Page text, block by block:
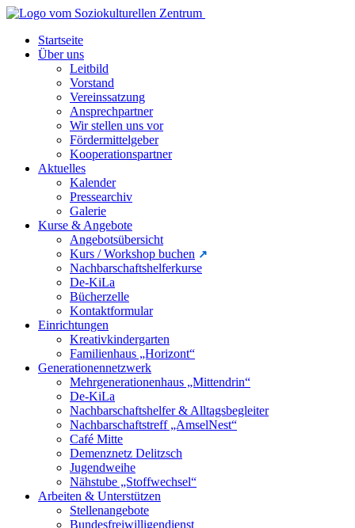
Startseite
Über uns
Leitbild
Vorstand
Vereinssatzung
Ansprechpartner
Wir stellen uns vor
Fördermittelgeber
Kooperationspartner
Aktuelles
Kalender
Pressearchiv
Galerie
Kurse & Angebote
Angebotsübersicht
Kurs / Workshop buchen
Nachbarschaftshelferkurse
De-KiLa
Bücherzelle
Kontaktformular
Einrichtungen
Kreativkindergarten
Familienhaus „Horizont“
Generationennetzwerk
Mehrgenerationenhaus „Mittendrin“
De-KiLa
Nachbarschaftshelfer & Alltagsbegleiter
Nachbarschaftstreff „AmselNest“
Café Mitte
Demenznetz Delitzsch
Jugendweihe
Nähstube „Stoffwechsel“
Arbeiten & Unterstützen
Stellenangebote
Bundesfreiwilligendienst